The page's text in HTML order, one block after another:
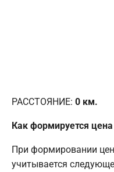
РАССТОЯНИЕ: 0 км.
Как формируется
При формировании
учитывается